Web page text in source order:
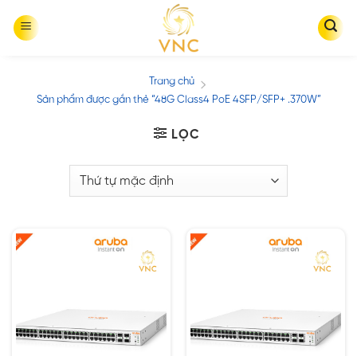
Trang chủ
/
Sản phẩm được gắn thẻ “48G Class4 PoE 4SFP/SFP+ .370W”
LỌC